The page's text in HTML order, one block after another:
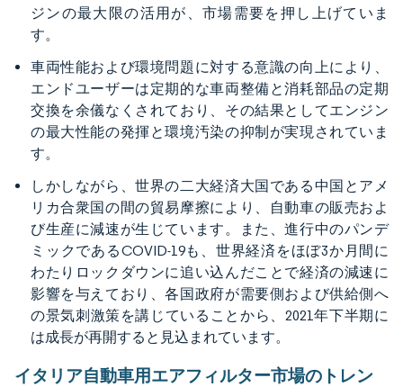
ジンの最大限の活用が、市場需要を押し上げていま
す。
車両性能および環境問題に対する意識の向上により、
エンドユーザーは定期的な車両整備と消耗部品の定期
交換を余儀なくされており、その結果としてエンジン
の最大性能の発揮と環境汚染の抑制が実現されていま
す。
しかしながら、世界の二大経済大国である中国とアメ
リカ合衆国の間の貿易摩擦により、自動車の販売およ
び生産に減速が生じています。また、進行中のパンデ
ミックであるCOVID-19も、世界経済をほぼ3か月間に
わたりロックダウンに追い込んだことで経済の減速に
影響を与えており、各国政府が需要側および供給側へ
の景気刺激策を講じていることから、2021年下半期に
は成長が再開すると見込まれています。
イタリア自動車用エアフィルター市場のトレン